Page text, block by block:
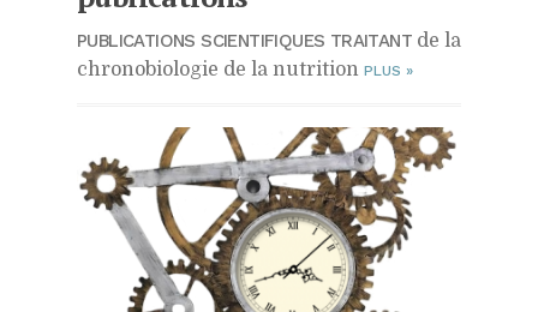
PUBLICATIONS SCIENTIFIQUES TRAITANT de la
chronobiologie de la nutrition PLUS »